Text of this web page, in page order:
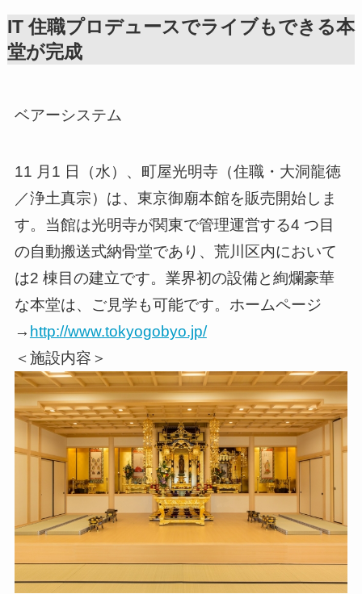
IT 住職プロデュースでライブもできる本
堂が完成
ベアーシステム
11 月1 日（水）、町屋光明寺（住職・大洞龍徳
／浄土真宗）は、東京御廟本館を販売開始しま
す。当館は光明寺が関東で管理運営する4 つ目
の自動搬送式納骨堂であり、荒川区内において
は2 棟目の建立です。業界初の設備と絢爛豪華
な本堂は、ご見学も可能です。ホームページ
→ http://www.tokyogobyo.jp/
＜施設内容＞